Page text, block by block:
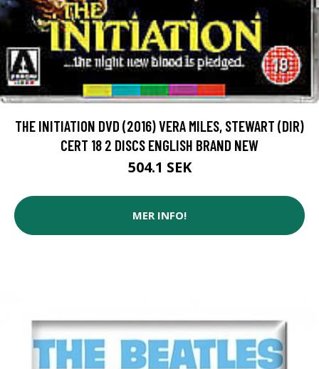
THE INITIATION DVD (2016) VERA MILES, STEWART (DIR)
CERT 18 2 DISCS ENGLISH BRAND NEW
504.1 SEK
MER INFO!